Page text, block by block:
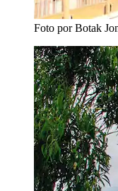
Foto por Botak